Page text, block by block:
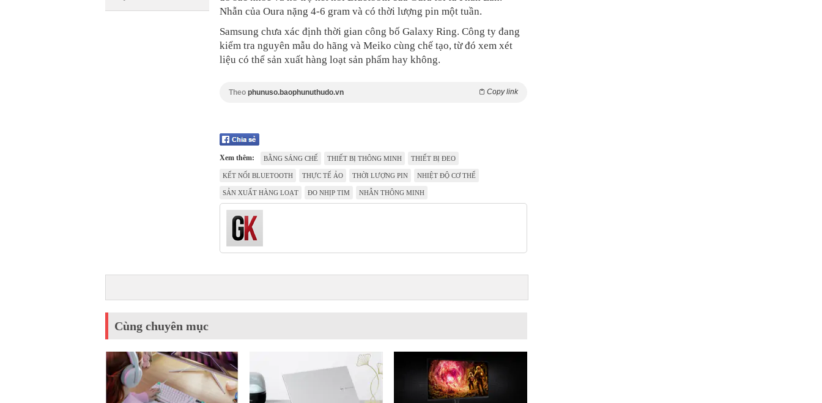
Nhẫn của Oura nặng 4-6 gram và có thời lượng pin một tuần.
Samsung chưa xác định thời gian công bố Galaxy Ring. Công ty đang
kiểm tra nguyên mẫu do hãng và Meiko cùng chế tạo, từ đó xem xét
liệu có thể sản xuất hàng loạt sản phẩm hay không.
Theo phunuso.baophunuthudo.vn Copy link
Xem thêm: BẰNG SÁNG CHẾ THIẾT BỊ THÔNG MINH THIẾT BỊ ĐEO
KẾT NỐI BLUETOOTH THỰC TẾ ẢO THỜI LƯỢNG PIN NHIỆT ĐỘ CƠ THỂ
SẢN XUẤT HÀNG LOẠT ĐO NHỊP TIM NHẪN THÔNG MINH
Cùng chuyên mục